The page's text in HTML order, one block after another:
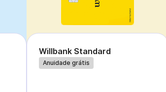
Willbank Standard
Anuidade grátis